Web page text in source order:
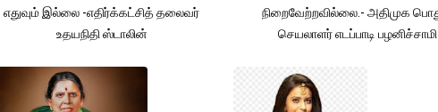
எதுவும் இல்லை -எதிர்க்கட்சித் தலைவர்
உதயநிதி ஸ்டாலின்
நிறைவேற்றவில்லை.- அதிமுக
செயலாளர் எடப்பாடி பழனிச்சாமி